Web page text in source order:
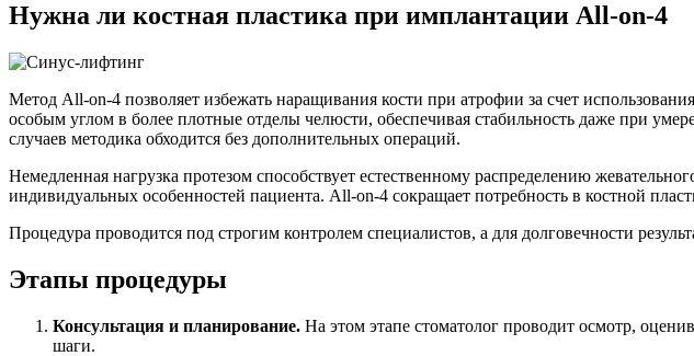
Нужна ли костная пластика при имплантации All-on-4
Метод All-on-4 позволяет избежать наращивания кости при атрофии за счет
особым углом в более плотные отделы челюсти, обеспечивая стабильность даже при
случаев методика обходится без дополнительных операций.
Немедленная нагрузка протезом способствует естественному распределению
индивидуальных особенностей пациента. All-on-4 сокращает потребность в костной
Процедура проводится под строгим контролем специалистов, а для долговечности
Этапы процедуры
Консультация и планирование. На этом этапе стоматолог проводит осмотр,
шаги.